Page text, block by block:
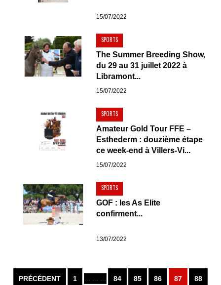
15/07/2022
SPORTS
The Summer Breeding Show,
du 29 au 31 juillet 2022 à
Libramont...
15/07/2022
SPORTS
Amateur Gold Tour FFE –
Esthederm : douzième étape
ce week-end à Villers-Vi...
15/07/2022
SPORTS
GOF : les As Elite
confirment...
13/07/2022
PRÉCÉDENT 1 ... ... ... 84 85 86 87 88